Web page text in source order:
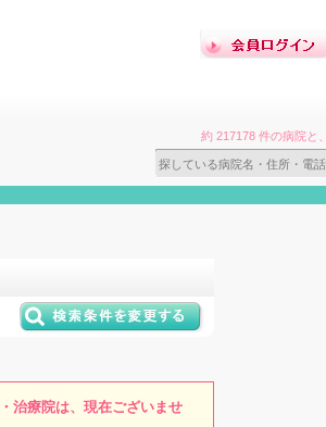
約 217178 件の病院と
治療院は、現在ございませ